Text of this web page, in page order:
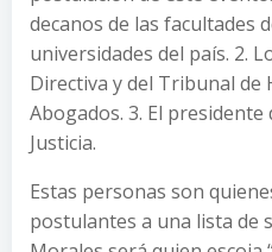
decanos de las facultades
universidades del país. 2.
Directiva y del Tribunal de
Abogados. 3. El
Justicia.
Estas personas son
postulantes a una lista de